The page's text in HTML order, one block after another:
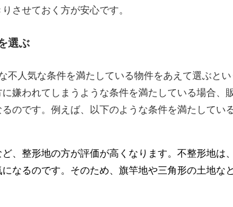
させておく方が安心です。
選ぶ
不人気な条件を満たしている物件をあえて選ぶと
嫌われてしまうような条件を満たしている場合、
のです。例えば、以下のような条件を満たしてい
、整形地の方が評価が高くなります。不整形地は
なるのです。そのため、旗竿地や三角形の土地な